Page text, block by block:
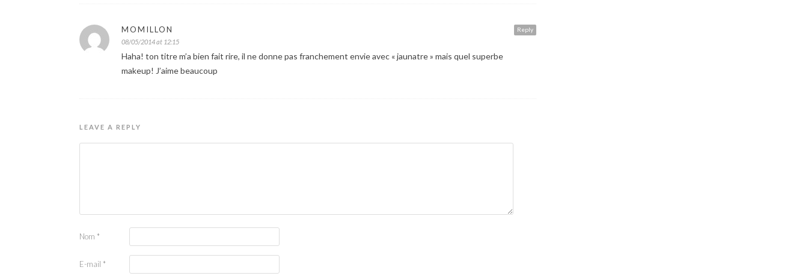
Reply
MOMILLON
08/05/2014 at 12:15
Haha! ton titre m’a bien fait rire, il ne donne pas franchement envie avec « jaunatre » mais quel superbe
makeup! J’aime beaucoup
LEAVE A REPLY
Nom *
E-mail *